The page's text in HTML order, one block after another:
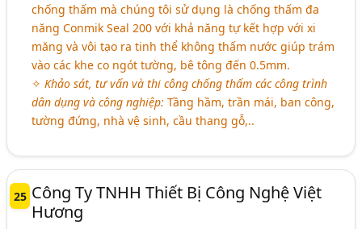
chống thấm mà chúng tôi sử dụng là chống thấm đa
năng Conmik Seal 200 với khả năng tự kết hợp với xi
măng và vôi tạo ra tinh thể không thấm nước giúp trám
vào các khe co ngót tường, bê tông đến 0.5mm.
✧Khảo sát, tư vấn và thi công chống thấm các công trình
dân dụng và công nghiệp: Tầng hầm, trần mái, ban công,
tường đứng, nhà vệ sinh, cầu thang gỗ,..
25 Công Ty TNHH Thiết Bị Công Nghệ Việt
Hương